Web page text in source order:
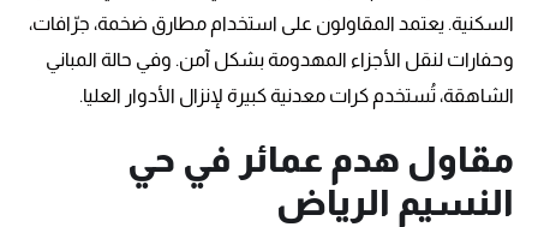
السكنية. يعتمد المقاولون على استخدام مطارق ضخمة، جرّافات،
وحفارات لنقل الأجزاء المهدومة بشكل آمن. وفي حالة المباني
الشاهقة، تُستخدم كرات معدنية كبيرة لإنزال الأدوار العليا.
مقاول هدم عمائر في حي
النسيم الرياض